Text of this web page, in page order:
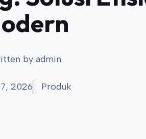
by admin
2026 Produk